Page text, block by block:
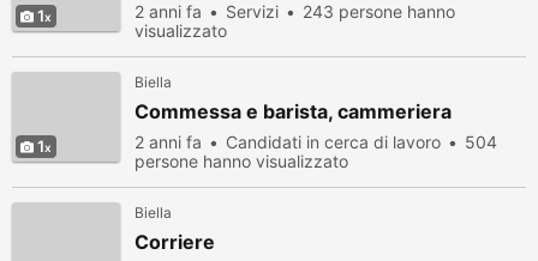
1 2 anni fa Servizi
243 persone hanno
visualizzato
1
Biella
Commessa e barista, cammeriera
2 anni fa Candidati in cerca di lavoro
504
persone hanno visualizzato
Biella
Corriere